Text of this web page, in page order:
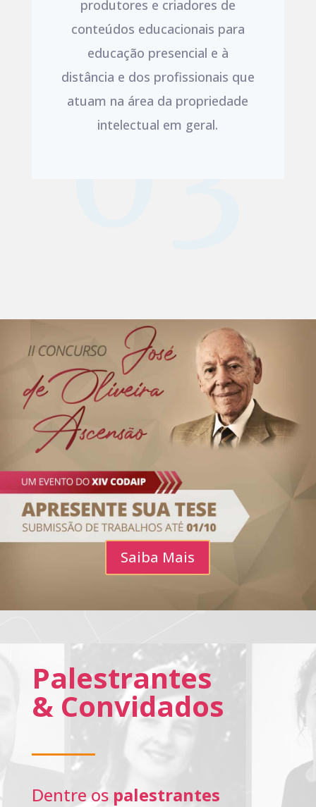
produtores e criadores de
conteúdos educacionais para
educação presencial e à
distância e dos profissionais que
atuam na área da propriedade
intelectual em geral.
Saiba Mais
Palestrantes
& Convidados
Dentre os palestrantes